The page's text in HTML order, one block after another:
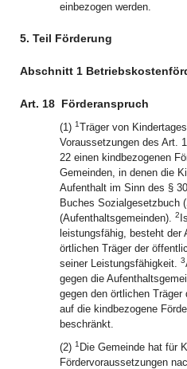
einbezogen werden.
5. Teil Förderung
Abschnitt 1
Art. 18 Förderanspruch
(1) 1Träger von
Voraussetzungen des Art.
22 einen kindbezogenen
Gemeinden, in denen die
Aufenthalt im Sinn des §
Buches Sozialgesetzbuch
(Aufenthaltsgemeinden). 2
leistungsfähig, besteht der
örtlichen Träger der
seiner Leistungsfähigkeit. 3
gegen die
gegen den örtlichen
auf die kindbezogene
beschränkt.
(2) 1 Die Gemeinde hat für
Fördervoraussetzungen